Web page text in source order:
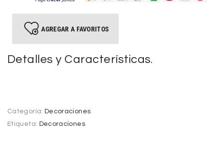
AGREGAR A FAVORITOS
Detalles y Características.
Categoría: Decoraciones
Etiqueta: Decoraciones